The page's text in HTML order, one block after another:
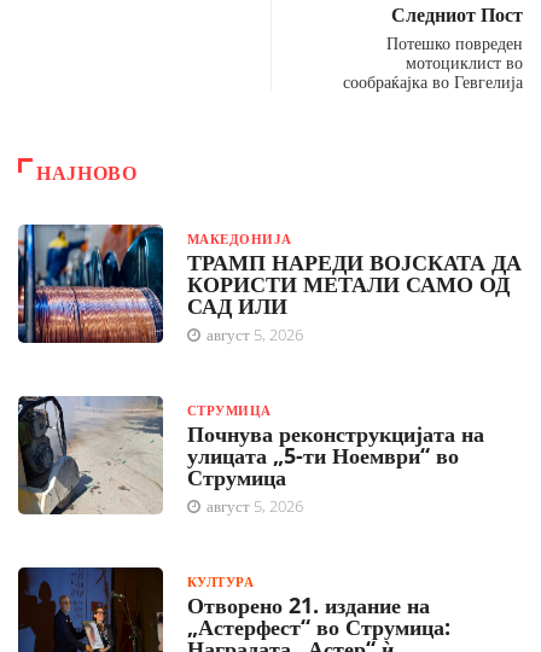
Следниот Пост
Потешко повреден
мотоциклист во
сообраќајка во Гевгелија
НАЈНОВО
МАКЕДОНИЈА
ТРАМП НАРЕДИ ВОЈСКАТА ДА
КОРИСТИ МЕТАЛИ САМО ОД
САД ИЛИ
август 5, 2026
СТРУМИЦА
Почнува реконструкцијата на
улицата „5-ти Ноември“ во
Струмица
август 5, 2026
КУЛТУРА
Отворено 21. издание на
„Астерфест“ во Струмица: